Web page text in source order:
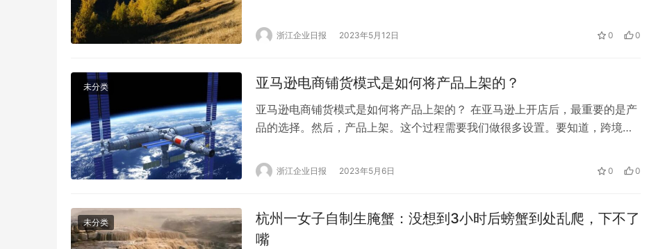
经专家组研判，共有5名失联人员，现已无生还可能。目前采区火情依然持续，
浙江企业日报 2023年5月12日 0 0
未分类 亚马逊电商铺货模式是如何将产品上架的？
亚马逊电商铺货模式是如何将产品上架的？ 在亚马逊上开店后，最重要的是产
品的选择。然后，产品上架。这个过程需要我们做很多设置。要知道，跨境电
则。在产品上架的过程中，首先要了解平台的规则，然后按照规则去做，避免
出错。这篇文章介绍了亚马逊的分销模式如何将产品上架。 1.进入店铺卖家后
浙江企业日报 2023年5月6日 0 0
未分类
杭州一女子自制生腌蟹：没想到3小时后螃蟹到处乱爬，下不了
嘴